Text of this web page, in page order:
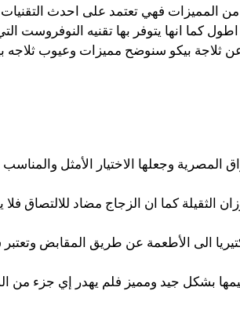
المميزات فهي تعتمد على احدث
الأطعمة لمده اطول كما انها يتوفر بها تقنيه
عن ثلاجة بيكو سنوضح مميزات وعيوب ثلاجه
المصرية وجعلها الاختيار الأمثل
الثقيلة كما ان الزجاج مضاد للالتصاق
الى الأطعمة عن طريق المقابض
بشكل جيد ومميز فلم يهدر إي جزء من